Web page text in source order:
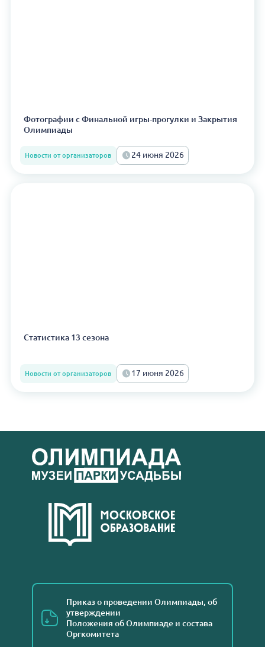
Фотографии с Финальной игры-прогулки и Закрытия
Олимпиады
Новости от организаторов 24 июня 2026
Статистика 13 сезона
Новости от организаторов 17 июня 2026
Приказ о проведении Олимпиады, об
утверждении
Положения об Олимпиаде и состава
Оргкомитета